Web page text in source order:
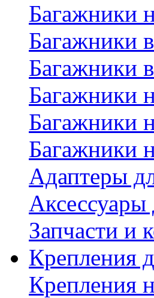
Багажники
Багажники
Багажники
Багажники
Багажники
Багажники
Адаптеры
Аксессуары
Запчасти и
Крепления
Крепления